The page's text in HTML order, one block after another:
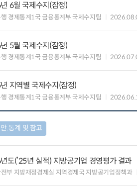
6월 국제수지(잠정)
경제통계1국 금융통계부 국제수지팀
5월 국제수지(잠정)
경제통계1국 금융통계부 국제수지팀
지역별 국제수지(잠정)
경제통계1국 금융통계부 국제수지팀
.통계 및 참고
도(’25년 실적) 지방공기업 경영평가 결과
부 지방재정경제실 지역경제국 지방공기업정책과